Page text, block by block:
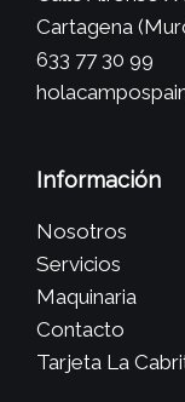
Cartagena
633 77 30 99
Información
Nosotros
Servicios
Maquinaria
Contacto
Tarjeta La